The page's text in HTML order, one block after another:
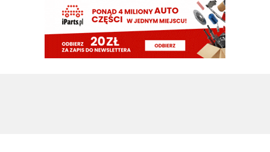
A w czerwcu wydawalo sie, ze nasi ida szybko po 3-4 transfery(bramkarz,
Palestra, Solet i ktos na srodek), zeby dac Chivu komfort pracy a tu mamy fejk
07.08.2026 09:27